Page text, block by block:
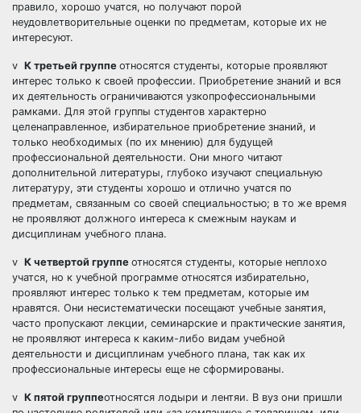
правило, хорошо учатся, но получают порой
неудовлетворительные оценки по предметам, которые их не
интересуют.
v К третьей группе относятся студенты, которые проявляют
интерес только к своей профессии. Приобретение знаний и вся
их деятельность ограничиваются узкопрофессиональными
рамками. Для этой группы студентов характерно
целенаправленное, избирательное приобретение знаний, и
только необходимых (по их мнению) для будущей
профессиональной деятельности. Они много читают
дополнительной литературы, глубоко изучают специальную
литературу, эти студенты хорошо и отлично учатся по
предметам, связанным со своей специальностью; в то же время
не проявляют должного интереса к смежным наукам и
дисциплинам учебного плана.
v К четвертой группе относятся студенты, которые неплохо
учатся, но к учебной программе относятся избирательно,
проявляют интерес только к тем предметам, которые им
нравятся. Они несистематически посещают учебные занятия,
часто пропускают лекции, семинарские и практические занятия,
не проявляют интереса к каким-либо видам учебной
деятельности и дисциплинам учебного плана, так как их
профессиональные интересы еще не сформированы.
v К пятой группеотносятся лодыри и лентяи. В вуз они пришли